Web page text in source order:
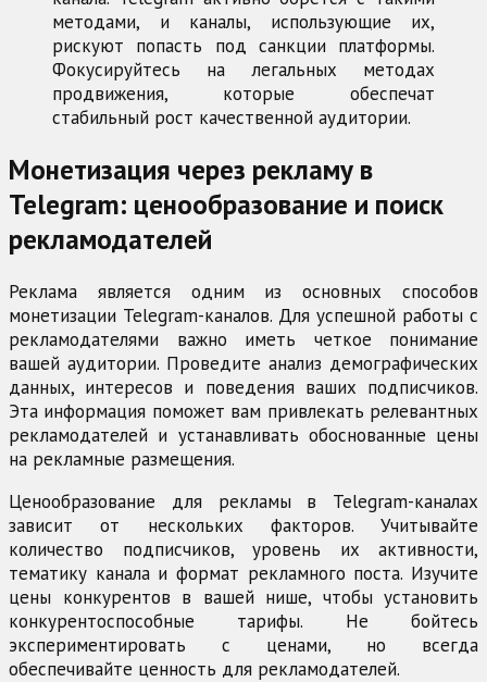
методами, и каналы, использующие их,
рискуют попасть под санкции платформы.
Фокусируйтесь на легальных методах
продвижения, которые обеспечат
стабильный рост качественной аудитории.
Монетизация через рекламу в
Telegram: ценообразование и поиск
рекламодателей
Реклама является одним из основных способов
монетизации Telegram-каналов. Для успешной работы с
рекламодателями важно иметь четкое понимание
вашей аудитории. Проведите анализ демографических
данных, интересов и поведения ваших подписчиков.
Эта информация поможет вам привлекать релевантных
рекламодателей и устанавливать обоснованные цены
на рекламные размещения.
Ценообразование для рекламы в Telegram-каналах
зависит от нескольких факторов. Учитывайте
количество подписчиков, уровень их активности,
тематику канала и формат рекламного поста. Изучите
цены конкурентов в вашей нише, чтобы установить
конкурентоспособные тарифы. Не бойтесь
экспериментировать с ценами, но всегда
обеспечивайте ценность для рекламодателей.